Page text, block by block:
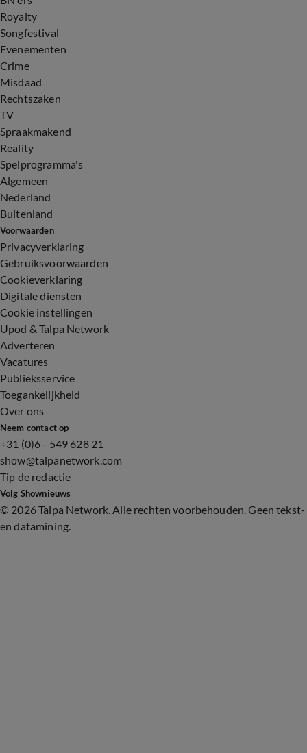
Royalty
Songfestival
Evenementen
Crime
Misdaad
Rechtszaken
TV
Spraakmakend
Reality
Spelprogramma's
Algemeen
Nederland
Buitenland
Voorwaarden
Privacyverklaring
Gebruiksvoorwaarden
Cookieverklaring
Digitale diensten
Cookie instellingen
Upod & Talpa Network
Adverteren
Vacatures
Publieksservice
Toegankelijkheid
Over ons
Neem contact op
+31 (0)6 - 549 628 21
show@talpanetwork.com
Tip de redactie
Volg Shownieuws
© 2026 Talpa Network. Alle rechten voorbehouden. Geen tekst-
en datamining.